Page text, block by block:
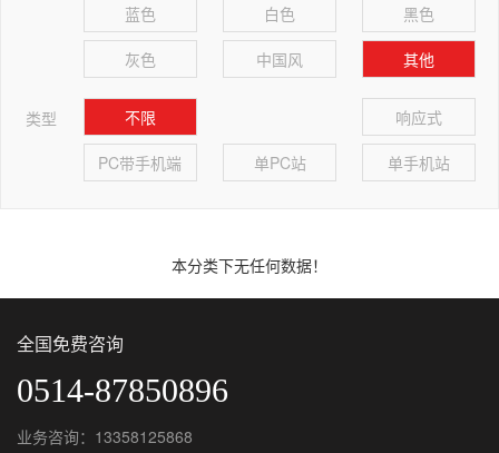
蓝色 白色 黑色
灰色 中国风 其他
类型 不限 响应式
PC带手机端 单PC站 单手机站
本分类下无任何数据！
全国免费咨询
0514-87850896
业务咨询：13358125868